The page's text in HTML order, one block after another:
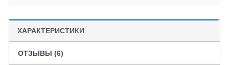
ХАРАКТЕРИСТИКИ
ОТЗЫВЫ (6)